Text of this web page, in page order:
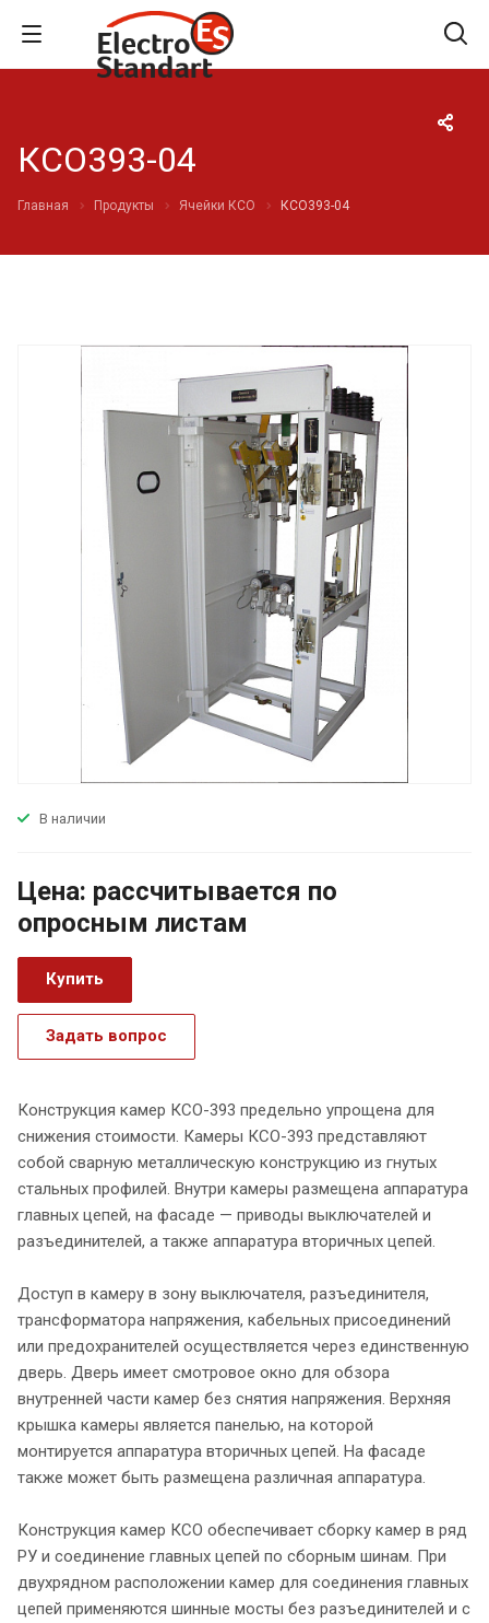
КСО393-04
Главная Продукты Ячейки КСО КСО393-04
В наличии
Цена: рассчитывается по
опросным листам
Купить
Задать вопрос
Конструкция камер КСО-393 предельно упрощена для
снижения стоимости. Камеры КСО-393 представляют
собой сварную металлическую конструкцию из гнутых
стальных профилей. Внутри камеры размещена аппаратура
главных цепей, на фасаде — приводы выключателей и
разъединителей, а также аппаратура вторичных цепей.
Доступ в камеру в зону выключателя, разъединителя,
трансформатора напряжения, кабельных присоединений
или предохранителей осуществляется через единственную
дверь. Дверь имеет смотровое окно для обзора
внутренней части камер без снятия напряжения. Верхняя
крышка камеры является панелью, на которой
монтируется аппаратура вторичных цепей. На фасаде
также может быть размещена различная аппаратура.
Конструкция камер КСО обеспечивает сборку камер в ряд
РУ и соединение главных цепей по сборным шинам. При
двухрядном расположении камер для соединения главных
цепей применяются шинные мосты без разъединителей и с